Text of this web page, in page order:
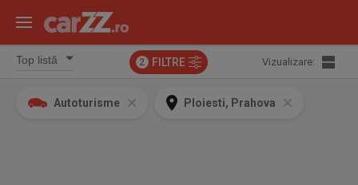
2 FILTRE Vizualizare:
Autoturisme Ploiesti, Prahova